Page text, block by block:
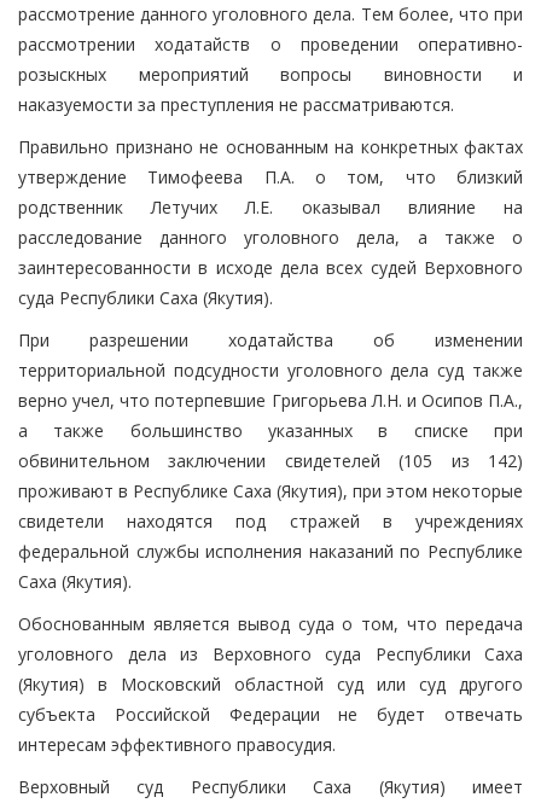
рассмотрение данного уголовного дела. Тем более, что при
рассмотрении ходатайств о проведении оперативно-
розыскных мероприятий вопросы виновности и
наказуемости за преступления не рассматриваются.
Правильно признано не основанным на конкретных фактах
утверждение Тимофеева П.А. о том, что близкий
родственник Летучих Л.Е. оказывал влияние на
расследование данного уголовного дела, а также о
заинтересованности в исходе дела всех судей Верховного
суда Республики Саха (Якутия).
При разрешении ходатайства об изменении
территориальной подсудности уголовного дела суд также
верно учел, что потерпевшие Григорьева Л.Н. и Осипов П.А.,
а также большинство указанных в списке при
обвинительном заключении свидетелей (105 из 142)
проживают в Республике Саха (Якутия), при этом некоторые
свидетели находятся под стражей в учреждениях
федеральной службы исполнения наказаний по Республике
Саха (Якутия).
Обоснованным является вывод суда о том, что передача
уголовного дела из Верховного суда Республики Саха
(Якутия) в Московский областной суд или суд другого
субъекта Российской Федерации не будет отвечать
интересам эффективного правосудия.
Верховный суд Республики Саха (Якутия) имеет